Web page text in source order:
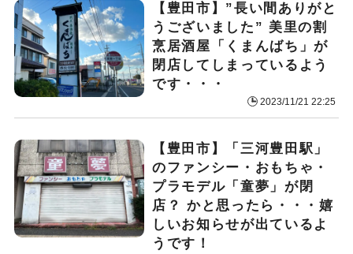
【豊田市】”長い間ありがと
うございました” 美里の割
烹居酒屋「くまんばち」が
閉店してしまっているよう
です・・・
2023/11/21 22:25
【豊田市】「三河豊田駅」
のファンシー・おもちゃ・
プラモデル「童夢」が閉
店？ かと思ったら・・・嬉
しいお知らせが出ているよ
うです！